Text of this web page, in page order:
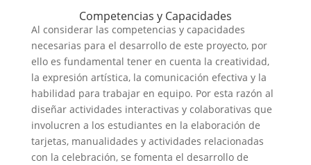
Competencias y Capacidades
Al considerar las competencias y capacidades
necesarias para el desarrollo de este proyecto, por
ello es fundamental tener en cuenta la creatividad,
la expresión artística, la comunicación efectiva y la
habilidad para trabajar en equipo. Por esta razón al
diseñar actividades interactivas y colaborativas que
involucren a los estudiantes en la elaboración de
tarjetas, manualidades y actividades relacionadas
con la celebración, se fomenta el desarrollo de